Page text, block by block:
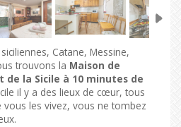
Catane, Messine,
trouvons la Maison de
de la Sicile à 10 minutes de
il y a des lieux de cœur, tous
vous les vivez, vous ne tombez